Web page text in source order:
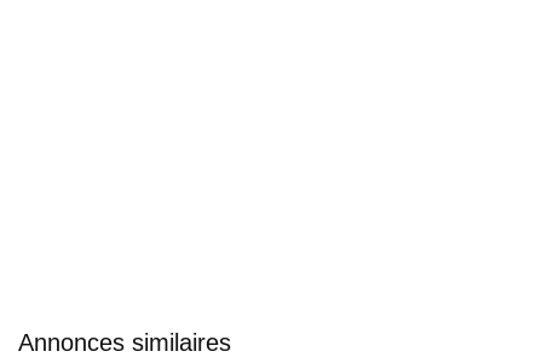
Annonces similaires